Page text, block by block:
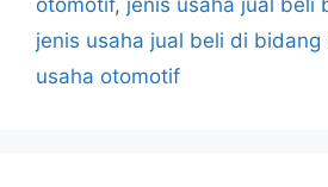
otomotif, jenis usaha jual beli
jenis usaha jual beli di bidang
usaha otomotif